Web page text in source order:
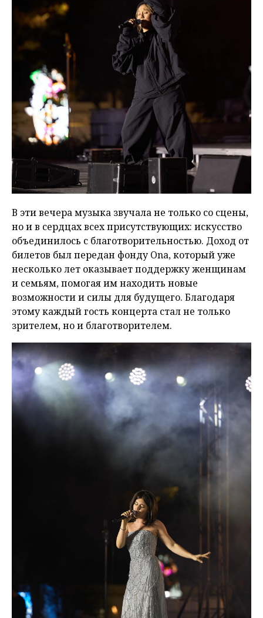
В эти вечера музыка звучала не только со сцены,
но и в сердцах всех присутствующих: искусство
объединилось с благотворительностью. Доход от
билетов был передан фонду Ona, который уже
несколько лет оказывает поддержку женщинам
и семьям, помогая им находить новые
возможности и силы для будущего. Благодаря
этому каждый гость концерта стал не только
зрителем, но и благотворителем.